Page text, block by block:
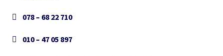
078 – 68 22 710
010 – 47 05 897